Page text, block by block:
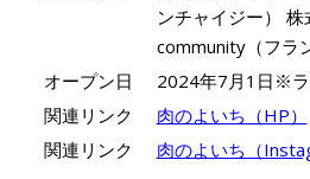
ンチャイジー）
community（フラ
オープン日
2024年7月1日※
関連リンク
肉のよいち（HP）
関連リンク
肉のよいち（